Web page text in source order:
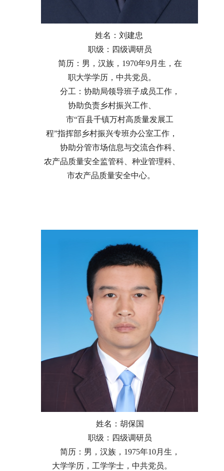
姓名：刘建忠
职级：四级调研员
简历：男，汉族，1970年9月生，在
职大学学历，中共党员。
分工：协助局领导班子成员工作，
协助负责乡村振兴工作、
市“百县千镇万村高质量发展工
程”指挥部乡村振兴专班办公室工作，
协助分管市场信息与交流合作科、
农产品质量安全监管科、种业管理科、
市农产品质量安全中心。
姓名：胡保国
职级：四级调研员
简历：男，汉族，1975年10月生，
大学学历，工学学士，中共党员。